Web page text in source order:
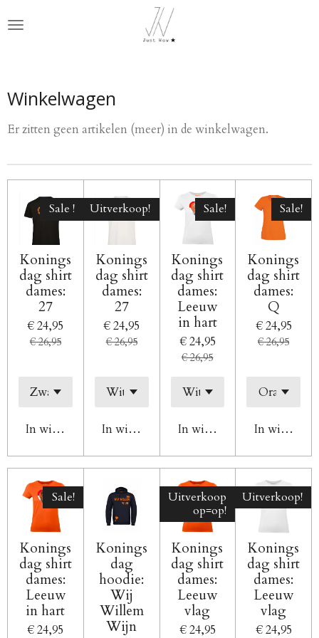
direct
Winkelwagen
Er zitten geen artikelen (meer) in de winkelwagen.
Sale !
Konings
dag shirt
dames:
27
€ 24,95
€ 26,95
In winkelwagen
Uitverkoop!
Konings
dag shirt
dames:
27
€ 24,95
€ 26,95
In winkelwagen
Sale!
Konings
dag shirt
dames:
Leeuw
in hart
€ 24,95
€ 26,95
In winkelwagen
Sale!
Konings
dag shirt
dames:
Q
€ 24,95
€ 26,95
In
Sale!
Konings
dag shirt
dames:
Leeuw
in hart
€ 24,95
Konings
dag
hoodie:
Wij
Willem
Wijn
Uitverkoop
op=op!
Konings
dag shirt
dames:
Leeuw
vlag
€ 24,95
Uitverkoop!
Konings
dag shirt
dames:
Leeuw
vlag
€ 24,95